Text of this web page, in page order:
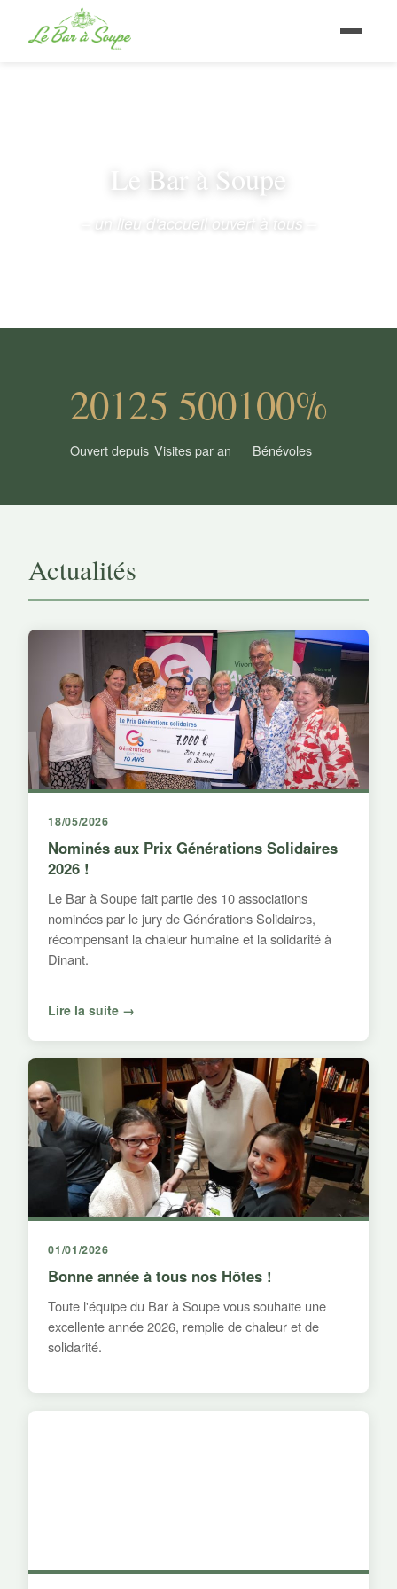
Le Bar à Soupe
– un lieu d'accueil ouvert à tous –
2012
Ouvert depuis
5 500
Visites par an
100%
Bénévoles
Actualités
18/05/2026
Nominés aux Prix Générations Solidaires
2026 !
Le Bar à Soupe fait partie des 10 associations
nominées par le jury de Générations Solidaires,
récompensant la chaleur humaine et la solidarité à
Dinant.
Lire la suite →
01/01/2026
Bonne année à tous nos Hôtes !
Toute l'équipe du Bar à Soupe vous souhaite une
excellente année 2026, remplie de chaleur et de
solidarité.